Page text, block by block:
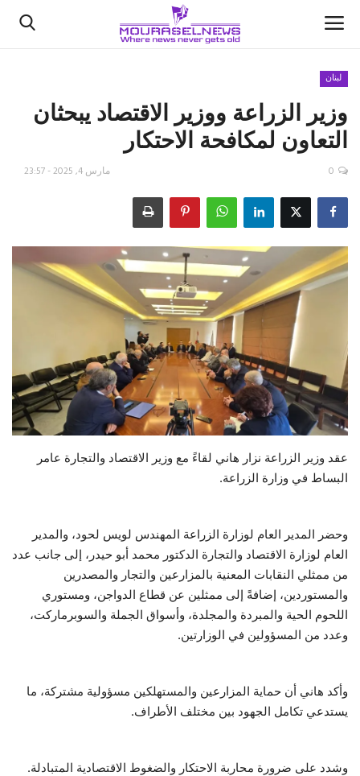
الأخبار
كتّابنا
اقتصاد
علوم وتكنولوجيا
فيديو
حياة
لبنان
وزير الزراعة ووزير الاقتصاد يبحثان
التعاون لمكافحة الاحتكار
مارس 4, 2025 - 23:57 0
عقد وزير الزراعة نزار هاني لقاءً مع وزير الاقتصاد والتجارة عامر
البساط في وزارة الزراعة.
وحضر المدير العام لوزارة الزراعة المهندس لويس لحود، والمدير
العام لوزارة الاقتصاد والتجارة الدكتور محمد أبو حيدر، إلى جانب عدد
من ممثلي النقابات المعنية بالمزارعين والتجار والمصدرين
والمستوردين، إضافةً إلى ممثلين عن قطاع الدواجن، ومستوري
اللحوم الحية والمبردة والمجلدة، وأسواق الجملة والسوبرماركت،
وعدد من المسؤولين في الوزارتين.
وأكد هاني أن حماية المزارعين والمستهلكين مسؤولية مشتركة، ما
يستدعي تكامل الجهود بين مختلف الأطراف.
وشدد على ضرورة محاربة الاحتكار والضغوط الاقتصادية المتبادلة.